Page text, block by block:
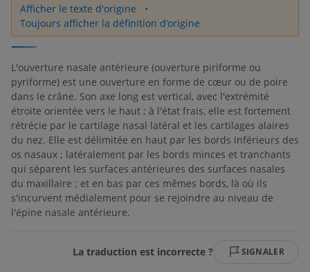
Afficher le texte d'origine
Toujours afficher la définition d’origine
L'ouverture nasale antérieure (ouverture piriforme ou
pyriforme) est une ouverture en forme de cœur ou de poire
dans le crâne. Son axe long est vertical, avec l'extrémité
étroite orientée vers le haut ; à l'état frais, elle est fortement
rétrécie par le cartilage nasal latéral et les cartilages alaires
du nez. Elle est délimitée en haut par les bords inférieurs des
os nasaux ; latéralement par les bords minces et tranchants
qui séparent les surfaces antérieures des surfaces nasales
du maxillaire ; et en bas par ces mêmes bords, là où ils
s'incurvent médialement pour se rejoindre au niveau de
l'épine nasale antérieure.
La traduction est incorrecte ? SIGNALER